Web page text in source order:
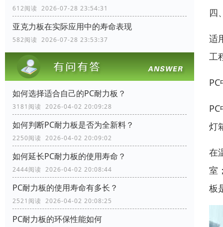
612阅读 2026-07-28 23:54:31
亚克力板在实际应用中的寿命表现
582阅读 2026-07-28 23:53:37
如何选择适合自己的PC耐力板？
3181阅读 2026-04-02 20:09:28
如何判断PC耐力板是否为全新料？
2250阅读 2026-04-02 20:09:02
如何延长PC耐力板的使用寿命？
2444阅读 2026-04-02 20:08:44
PC耐力板的使用寿命有多长？
2521阅读 2026-04-02 20:08:25
PC耐力板的环保性能如何
四
适
工
灯
在
室
板